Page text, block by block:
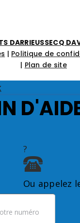
DARRIEUSSECQ
| Politique de
| Plan de site
?
Ou appelez